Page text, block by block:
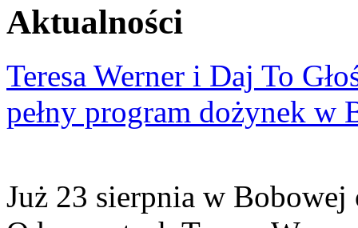
Aktualności
Teresa Werner i Daj To
pełny program dożynek w
Już 23 sierpnia w